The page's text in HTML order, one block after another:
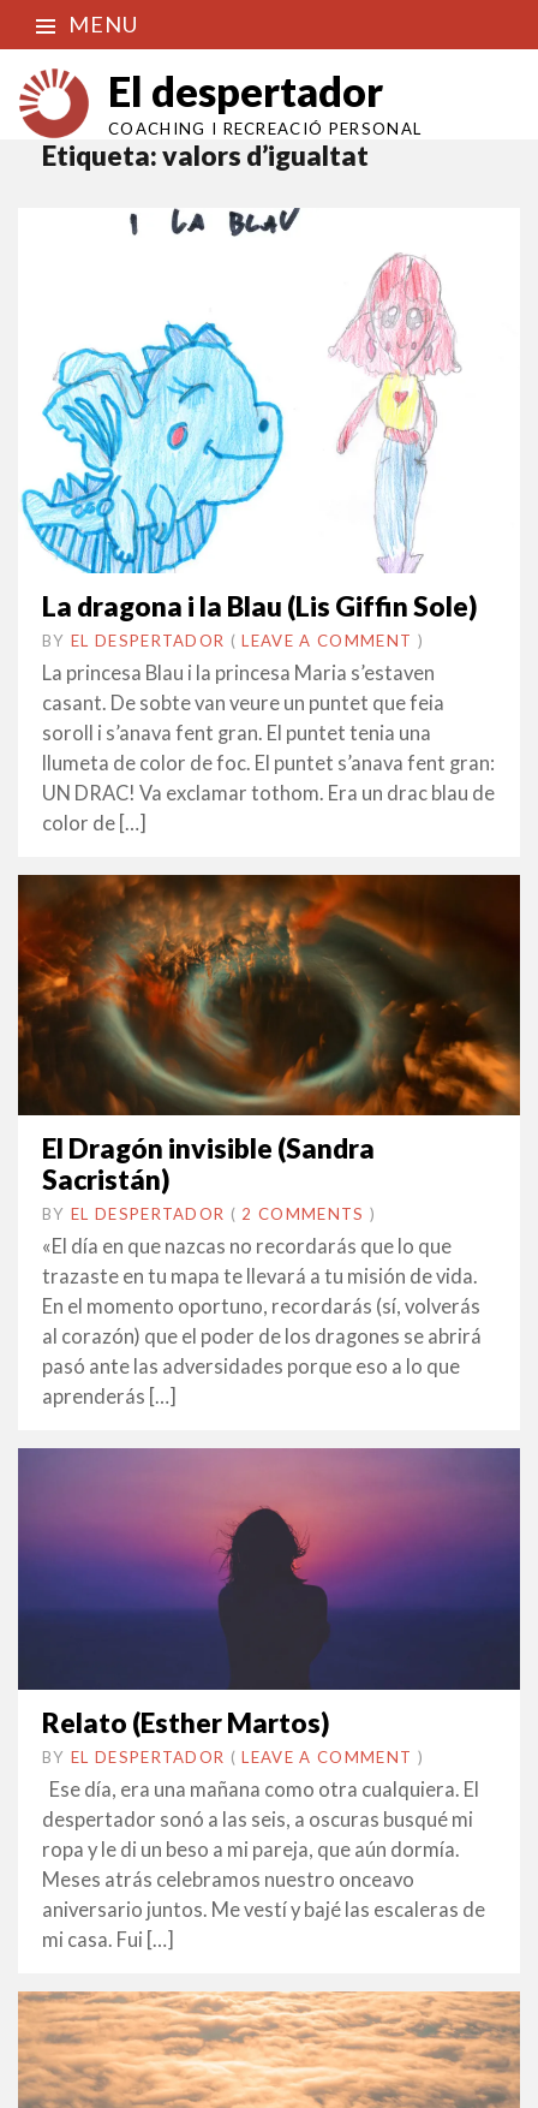
MENU
El despertador
COACHING I RECREACIÓ PERSONAL
Etiqueta:valors d’igualtat
La dragona i la Blau (Lis Giffin Sole)
BY EL DESPERTADOR ON
20
ABRIL
•(LEAVE A COMMENT )
La princesa Blau i la princesa Maria s’estaven
casant. De sobte van veure un puntet que feia
soroll i s’anava fent gran. El puntet tenia una
llumeta de color de foc. El puntet s’anava fent gran:
UN DRAC! Va exclamar tothom. Era un drac blau de
color de […]
El Dragón invisible (Sandra
Sacristán)
BY EL DESPERTADOR ON
25
ABRIL
•( 2 COMMENTS )
«El día en que nazcas no recordarás que lo que
trazaste en tu mapa te llevará a tu misión de vida.
En el momento oportuno, recordarás (sí, volverás
al corazón) que el poder de los dragones se abrirá
pasó ante las adversidades porque eso a lo que
aprenderás […]
Relato (Esther Martos)
BY EL DESPERTADOR ON
25
•(LEAVE A COMMENT )
Ese día, era una mañana como otra cualquiera. El
despertador sonó a las seis, a oscuras busqué mi
ropa y le di un beso a mi pareja, que aún dormía.
Meses atrás celebramos nuestro onceavo
aniversario juntos. Me vestí y bajé las escaleras de
mi casa. Fui […]